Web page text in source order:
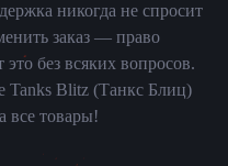
никогда не спросит
заказ — право
без всяких вопросов.
Tanks Blitz (Танкс Блиц)
все товары!